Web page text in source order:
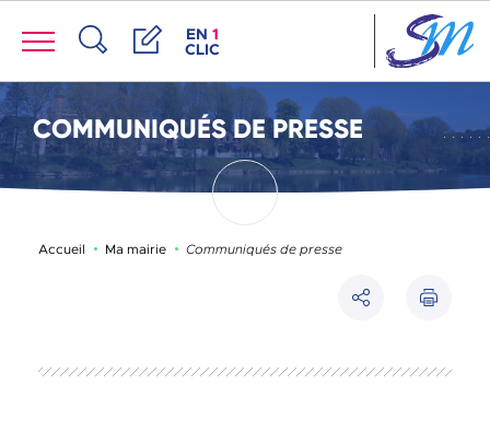
Menu ACCÈS DE LA FENÊTRE DES
EN 1
CLIC
COMMUNIQUÉS DE PRESSE
Accueil Ma mairie Page active :
Communiqués de presse
Partager
Imprimer
Panneau de gestion des cookies